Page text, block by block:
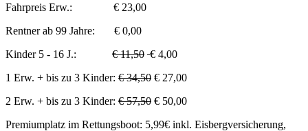
Fahrpreis Erw.: € 23,00
Rentner ab 99 Jahre: € 0,00
Kinder 5 - 16 J.: € 11,50 € 4,00
1 Erw. + bis zu 3 Kinder: € 34,50 € 27,00
2 Erw. + bis zu 3 Kinder: € 57,50 € 50,00
Premiumplatz im Rettungsboot: 5,99€ inkl. Eisbergversicherung,